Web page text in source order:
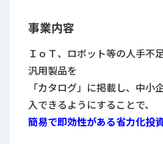
事業内容
ＩｏＴ、ロボット等の人手不
汎用製品を
「カタログ」に掲載し、中小
入できるようにすることで、
簡易で即効性がある省力化投